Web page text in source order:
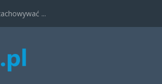
...